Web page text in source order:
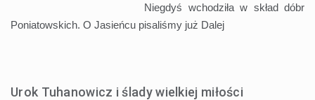
Niegdyś wchodziła w skład dóbr
Poniatowskich. O Jasieńcu pisaliśmy już Dalej
Urok Tuhanowicz i ślady wielkiej miłości